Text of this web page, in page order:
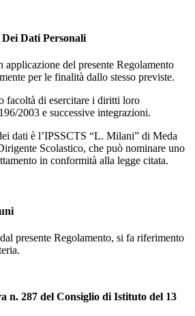
Dati Personali
del presente Regolamento
per le finalità dallo stesso previste.
facoltà di esercitare i diritti loro
2003 e successive integrazioni.
dati è l’IPSSCTS “L. Milani” di Meda
Scolastico, che può nominare uno
in conformità alla legge citata.
presente Regolamento, si fa riferimento
n. 287 del Consiglio di Istituto del 13